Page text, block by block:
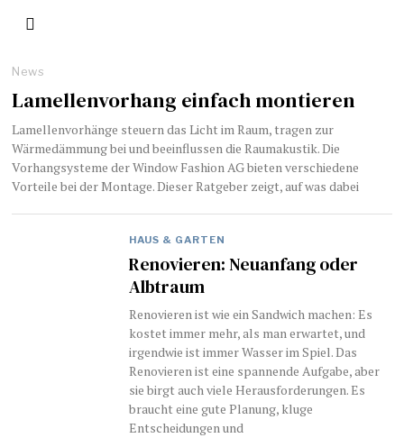
News
Lamellenvorhang einfach montieren
Lamellenvorhänge steuern das Licht im Raum, tragen zur
Wärmedämmung bei und beeinflussen die Raumakustik. Die
Vorhangsysteme der Window Fashion AG bieten verschiedene
Vorteile bei der Montage. Dieser Ratgeber zeigt, auf was dabei
HAUS & GARTEN
​​Renovieren: Neuanfang oder
Albtraum
Renovieren ist wie ein Sandwich machen: Es
kostet immer mehr, als man erwartet, und
irgendwie ist immer Wasser im Spiel. Das
Renovieren ist eine spannende Aufgabe, aber
sie birgt auch viele Herausforderungen. Es
braucht eine gute Planung, kluge
Entscheidungen und